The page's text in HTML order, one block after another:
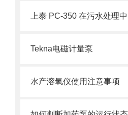
Tekna电磁计量泵
水产溶氧仪使用注意事项